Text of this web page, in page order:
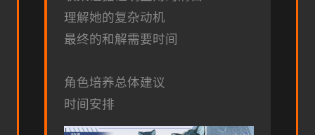
理解她的复杂动机
最终的和解需要时间
角色培养总体建议
时间安排